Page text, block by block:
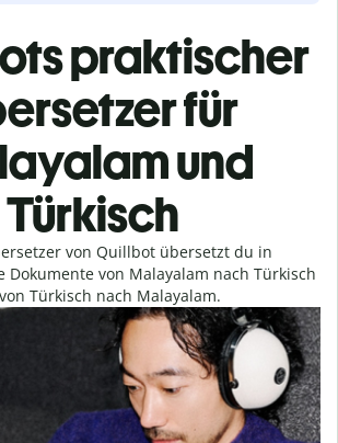
praktischer
für
und
Türkisch
von Quillbot übersetzt du in
Dokumente von Malayalam nach Türkisch
Türkisch nach Malayalam.